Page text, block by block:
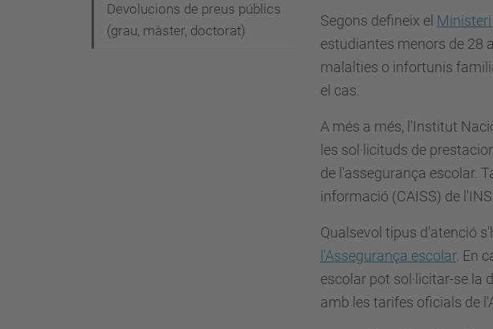
Segons defineix el Ministeri
estudiantes menors de 28
malalties o infortunis
el cas.
A més a més, l'Institut
les sol·licituds de
de l'assegurança escolar.
informació (CAISS) de
Qualsevol tipus d'atenció
l'Assegurança escolar. En
escolar pot sol·licitar-se la
amb les tarifes oficials de
Devolucions de preus públics
(grau, màster, doctorat)